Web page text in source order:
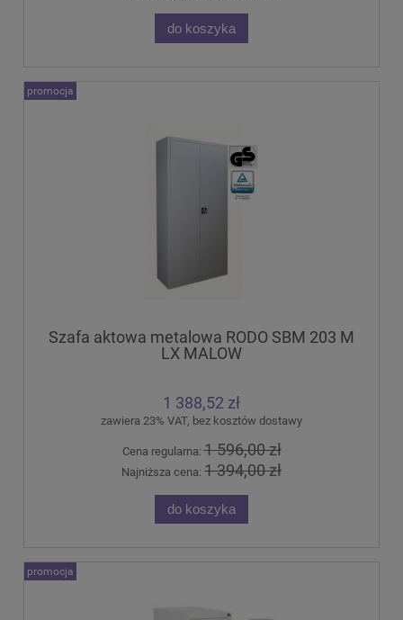
do koszyka
Szafa aktowa metalowa RODO SBM 203 M
LX MALOW
1 388,52 zł
zawiera 23% VAT, bez kosztów dostawy
Cena regularna:1 596,00 zł
Najniższa cena: 1 394,00 zł
do koszyka
promocja
promocja